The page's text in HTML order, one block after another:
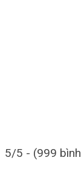
5/5 - (999